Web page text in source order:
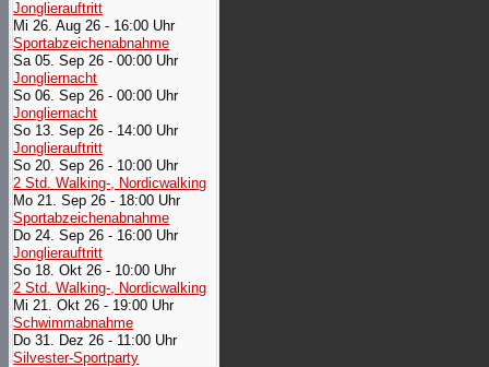
Jonglierauftritt
Mi 26. Aug 26 - 16:00 Uhr
Sportabzeichenabnahme
Sa 05. Sep 26 - 00:00 Uhr
Jongliernacht
So 06. Sep 26 - 00:00 Uhr
Jongliernacht
So 13. Sep 26 - 14:00 Uhr
Jonglierauftritt
So 20. Sep 26 - 10:00 Uhr
2 Std. Walking-, Nordicwalking
Mo 21. Sep 26 - 18:00 Uhr
Sportabzeichenabnahme
Do 24. Sep 26 - 16:00 Uhr
Jonglierauftritt
So 18. Okt 26 - 10:00 Uhr
2 Std. Walking-, Nordicwalking
Mi 21. Okt 26 - 19:00 Uhr
Schwimmabnahme
Do 31. Dez 26 - 11:00 Uhr
Silvester-Sportparty